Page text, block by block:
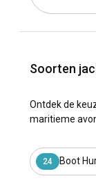
Soorten
Ontdek de
maritieme
24 Boot